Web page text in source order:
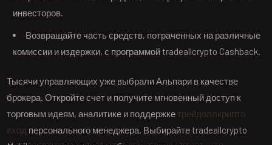
инвесторов.
Возвращайте часть средств, потраченных на различные
комиссии и издержки, с программой tradeallcrypto Cashback.
Тысячи управляющих уже выбрали Альпари в качестве
брокера. Откройте счет и получите мгновенный доступ к
торговым идеям, аналитике и поддержке трейдоллкрипто
вход персонального менеджера. Выбирайте tradeallcrypto